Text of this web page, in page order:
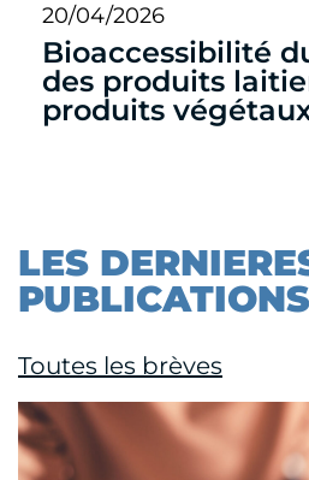
20/04/2026
Bioaccessibilité
des produits
produits
LES
PUBLICATIONS
Toutes les brèves